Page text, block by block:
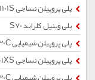
پلی پروپیلن نساجی RG1101S
پلی وینیل کلراید S70
پلی پروپیلن شیمیایی ZR230C
پلی پروپیلن نساجی RG1101XS